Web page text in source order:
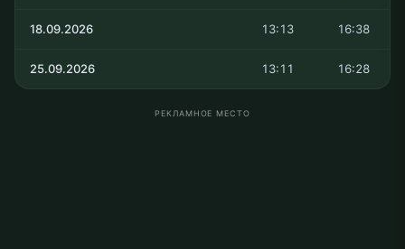
18.09.2026 13:13 16:38
25.09.2026 13:11 16:28
РЕКЛАМНОЕ МЕСТО